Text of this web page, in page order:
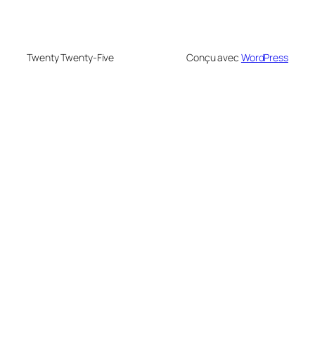
Twenty Twenty-Five Conçu avec WordPress